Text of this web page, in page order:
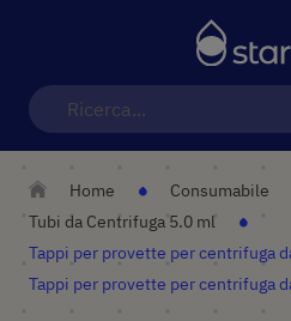
Home Consumabile
Tubi da Centrifuga 5.0 ml
Tappi per provette per centrifuga
Tappi per provette per centrifuga